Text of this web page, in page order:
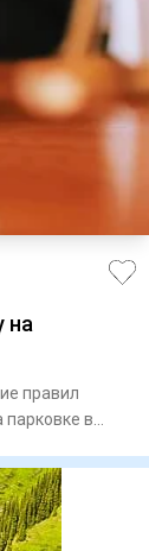
на
правил
парковке в